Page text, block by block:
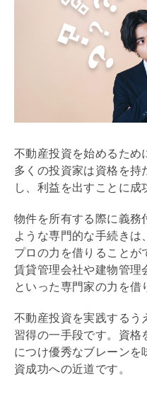
不動産投資を始めるため
多くの投資家は資格を持
し、利益を出すことに成
物件を所有する際に義務
ような専門的な手続きは
プロの力を借りることが
賃貸管理会社や建物管理
といった専門家の力を借
不動産投資を実践するう
習得の一手段です。資格
につけ優秀なブレーンを
資成功への近道です。